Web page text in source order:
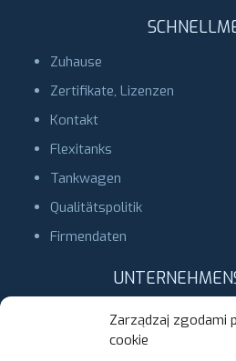
Zarządzaj zgodami
cookie
Zuhause
Zertifikate, Lizenzen
Kontakt
Flexitanks
Tankwagen
Qualitätspolitik
Firmendaten
AMG Liquids Arkadiusz